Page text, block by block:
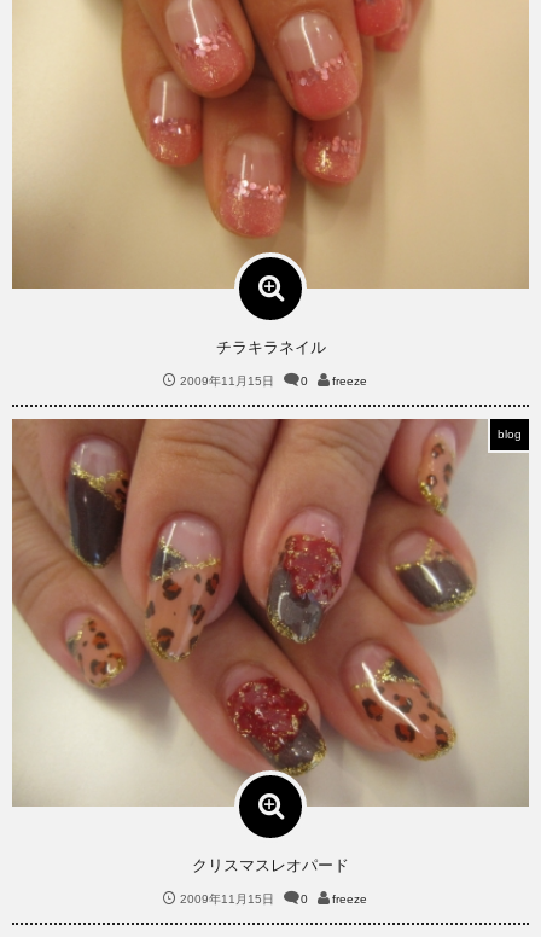
チラキラネイル
2009年11月15日 0 freeze
クリスマスレオパード
2009年11月15日
blog
0 freeze